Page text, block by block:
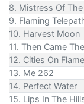
8. Mistress Of
9. Flaming
10. Harvest Moon
11. Then Came
12. Cities On
13. Me 262
14. Perfect Water
15. Lips In The